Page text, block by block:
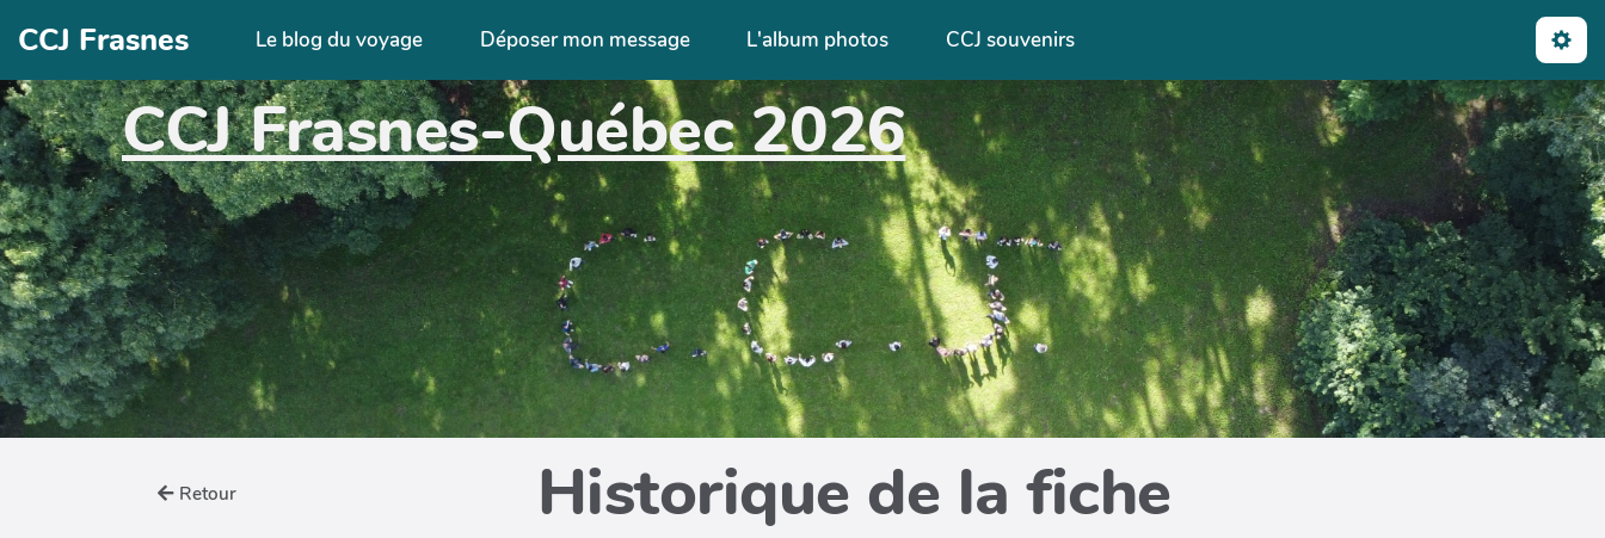
Aller au contenu principal
CCJ Frasnes Le blog du voyage Déposer mon message L'album photos CCJ souvenirs
CCJ Frasnes-Québec 2026
Retour Historique de la fiche